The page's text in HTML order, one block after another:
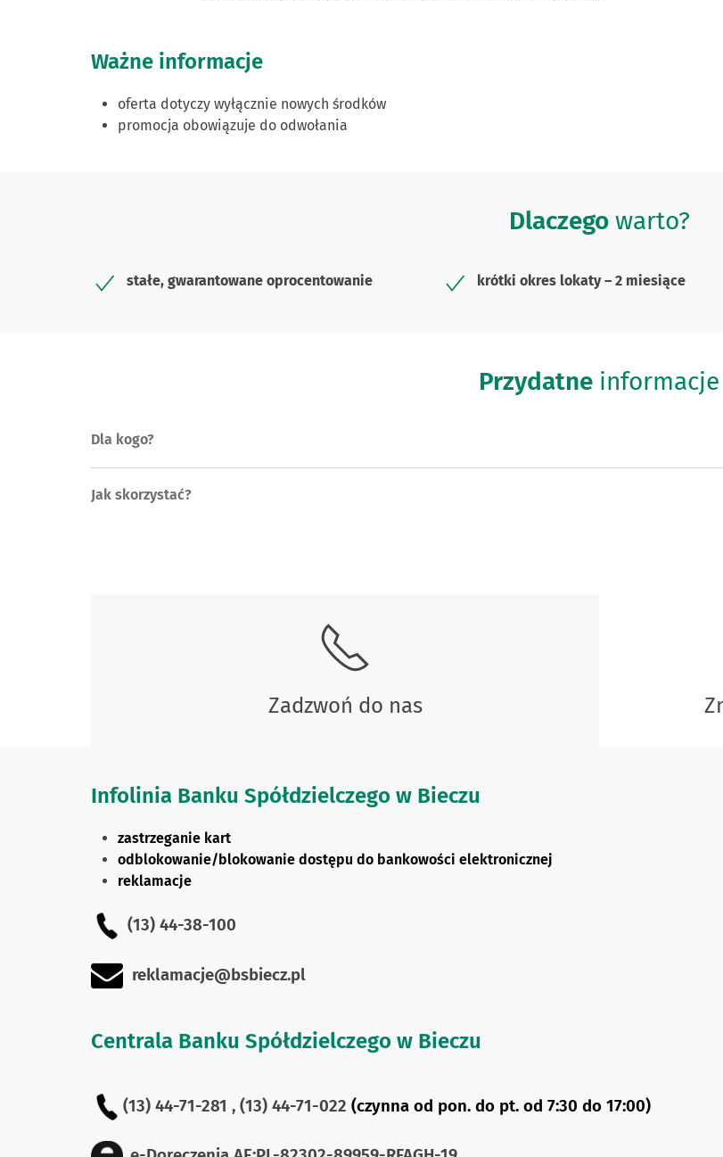
Ważne informacje
oferta dotyczy wyłącznie nowych środków
promocja obowiązuje do odwołania
Dlaczegowarto?
stałe, gwarantowane oprocentowanie krótki okres lokaty – 2 miesiące
Przydatne informacje
Dla kogo?
Jak skorzystać?
Zadzwoń do nas
Infolinia Banku Spółdzielczego w Bieczu
zastrzeganie kart
odblokowanie/blokowanie dostępu do bankowości elektronicznej
reklamacje
(13) 44-38-100
reklamacje@bsbiecz.pl
Centrala Banku Spółdzielczego w Bieczu
(13) 44-71-281 , (13) 44-71-022 (czynna od pon. do pt. od 7:30 do 17:00)